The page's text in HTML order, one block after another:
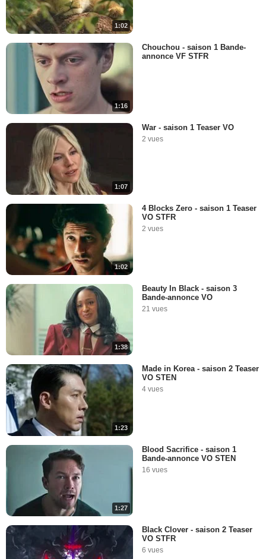
1:02
1:16
Chouchou - saison 1 Bande-
annonce VF STFR
1:07
War - saison 1 Teaser VO
2 vues
1:02
4 Blocks Zero - saison 1 Teaser
VO STFR
2 vues
1:38
Beauty In Black - saison 3
Bande-annonce VO
21 vues
1:23
Made in Korea - saison 2 Teaser
VO STEN
4 vues
1:27
Blood Sacrifice - saison 1
Bande-annonce VO STEN
16 vues
Black Clover - saison 2 Teaser
VO STFR
6 vues